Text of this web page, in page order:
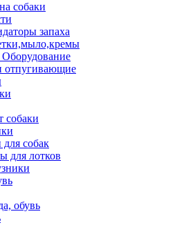
собаки
запаха
отпугивающие
собаки
собак
для лотков
обувь